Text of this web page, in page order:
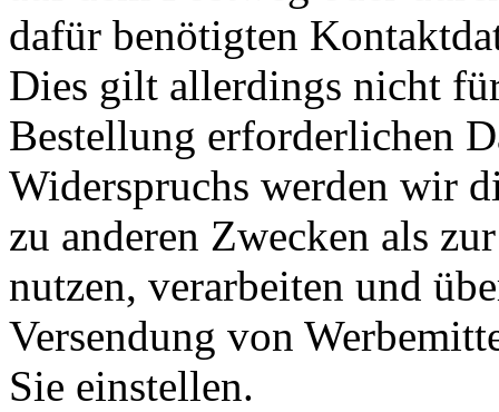
dafür benötigten
Dies gilt allerdings nicht
Bestellung erforderlichen
Widerspruchs werden wir
zu anderen Zwecken als
nutzen, verarbeiten und
Versendung von
Sie einstellen.